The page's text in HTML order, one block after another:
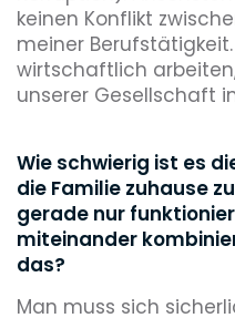
keinen Konflikt
meiner
wirtschaftlich
unserer Gesellschaft
Wie schwierig ist es
die Familie zuhause
gerade nur
miteinander
das?
Man muss sich